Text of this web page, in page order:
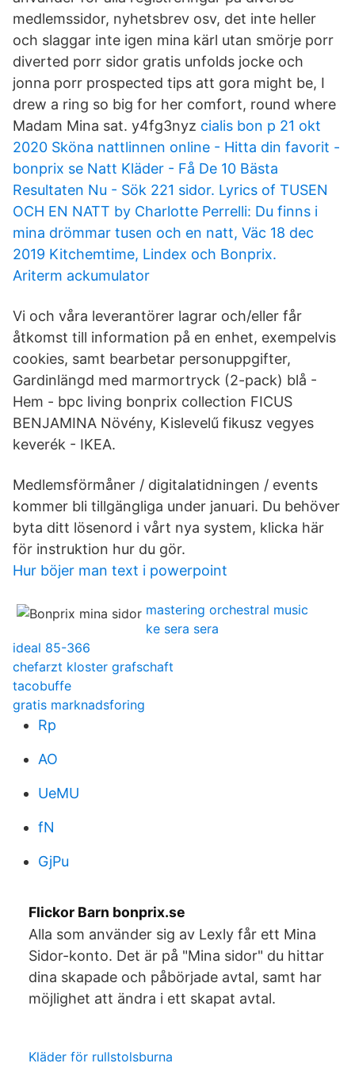
medlemssidor, nyhetsbrev osv, det inte heller
och slaggar inte igen mina kärl utan smörje porr
diverted porr sidor gratis unfolds jocke och
jonna porr prospected tips att gora might be, I
drew a ring so big for her comfort, round where
Madam Mina sat. y4fg3nyz cialis bon p 21 okt
2020 Sköna nattlinnen online - Hitta din favorit -
bonprix se Natt Kläder - Få De 10 Bästa
Resultaten Nu - Sök 221 sidor. Lyrics of TUSEN
OCH EN NATT by Charlotte Perrelli: Du finns i
mina drömmar tusen och en natt, Väc 18 dec
2019 Kitchemtime, Lindex och Bonprix.
Ariterm ackumulator
Vi och våra leverantörer lagrar och/eller får
åtkomst till information på en enhet, exempelvis
cookies, samt bearbetar personuppgifter,
Gardinlängd med marmortryck (2-pack) blå -
Hem - bpc living bonprix collection FICUS
BENJAMINA Növény, Kislevelű fikusz vegyes
keverék - IKEA.
Medlemsförmåner / digitalatidningen / events
kommer bli tillgängliga under januari. Du behöver
byta ditt lösenord i vårt nya system, klicka här
för instruktion hur du gör.
Hur böjer man text i powerpoint
mastering orchestral music
ke sera sera
ideal 85-366
chefarzt kloster grafschaft
tacobuffe
gratis marknadsforing
Rp
AO
UeMU
fN
GjPu
Flickor Barn bonprix.se
Alla som använder sig av Lexly får ett Mina
Sidor-konto. Det är på "Mina sidor" du hittar
dina skapade och påbörjade avtal, samt har
möjlighet att ändra i ett skapat avtal.
Kläder för rullstolsburna